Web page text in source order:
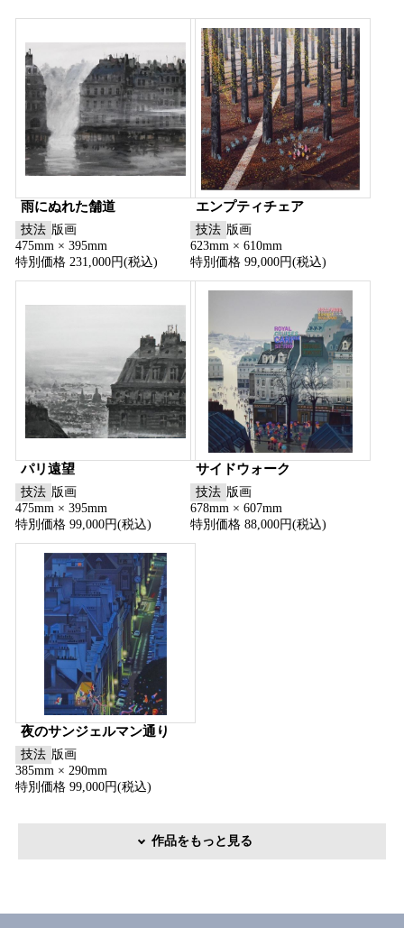
雨にぬれた舗道
技法 版画
475mm × 395mm
特別価格 231,000円(税込)
エンプティチェア
技法 版画
623mm × 610mm
特別価格 99,000円(税込)
パリ遠望
技法 版画
475mm × 395mm
特別価格 99,000円(税込)
サイドウォーク
技法 版画
678mm × 607mm
特別価格 88,000円(税込)
夜のサンジェルマン通り
技法 版画
385mm × 290mm
特別価格 99,000円(税込)
作品をもっと見る